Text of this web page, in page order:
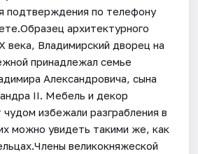
подтверждения по телефону
архитектурного
века, Владимирский дворец на
принадлежал семье
Александровича, сына
II. Мебель и декор
избежали разграбления в
можно увидеть такими же, как
великокняжеской